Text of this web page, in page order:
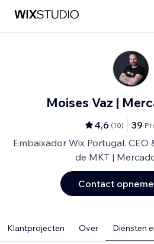
Moises Vaz |
4,6 (10) 39
Embaixador Wix Portugal. CEO
de MKT |
Contact
Klantprojecten Over Diensten